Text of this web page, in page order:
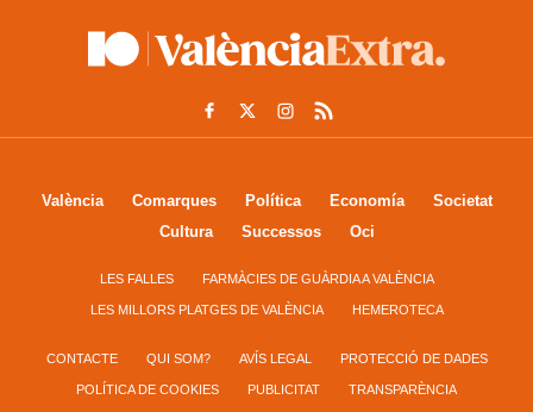
València Comarques Política Economía
Societat
Cultura
Successos Oci
LES FALLES FARMÀCIES DE GUÀRDIA A VALÈNCIA
LES MILLORS PLATGES DE VALÈNCIA HEMEROTECA
CONTACTE QUI SOM? AVÍS LEGAL PROTECCIÓ DE DADES
POLÍTICA DE COOKIES PUBLICITAT TRANSPARÈNCIA